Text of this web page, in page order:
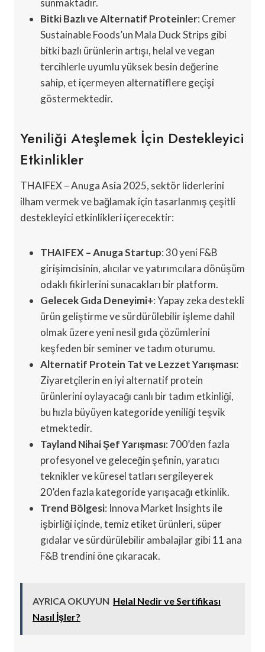
Bitki Bazlı ve Alternatif Proteinler: Cremer
Sustainable Foods’un Mala Duck Strips gibi
bitki bazlı ürünlerin artışı, helal ve vegan
tercihlerle uyumlu yüksek besin değerine
sahip, et içermeyen alternatiflere geçişi
göstermektedir.
Yeniliği Ateşlemek İçin Destekleyici
Etkinlikler
THAIFEX – Anuga Asia 2025, sektör liderlerini
ilham vermek ve bağlamak için tasarlanmış çeşitli
destekleyici etkinlikleri içerecektir:
THAIFEX – Anuga Startup: 30 yeni F&B
girişimcisinin, alıcılar ve yatırımcılara dönüşüm
odaklı fikirlerini sunacakları bir platform.
Gelecek Gıda Deneyimi+: Yapay zeka destekli
ürün geliştirme ve sürdürülebilir işleme dahil
olmak üzere yeni nesil gıda çözümlerini
keşfeden bir seminer ve tadım oturumu.
Alternatif Protein Tat ve Lezzet Yarışması:
Ziyaretçilerin en iyi alternatif protein
ürünlerini oylayacağı canlı bir tadım etkinliği,
bu hızla büyüyen kategoride yeniliği teşvik
etmektedir.
Tayland Nihai Şef Yarışması: 700’den fazla
profesyonel ve geleceğin şefinin, yaratıcı
teknikler ve küresel tatları sergileyerek
20’den fazla kategoride yarışacağı etkinlik.
Trend Bölgesi: Innova Market Insights ile
işbirliği içinde, temiz etiket ürünleri, süper
gıdalar ve sürdürülebilir ambalajlar gibi 11 ana
F&B trendini öne çıkaracak.
AYRICA OKUYUN Helal Nedir ve Sertifikası
Nasıl İşler?